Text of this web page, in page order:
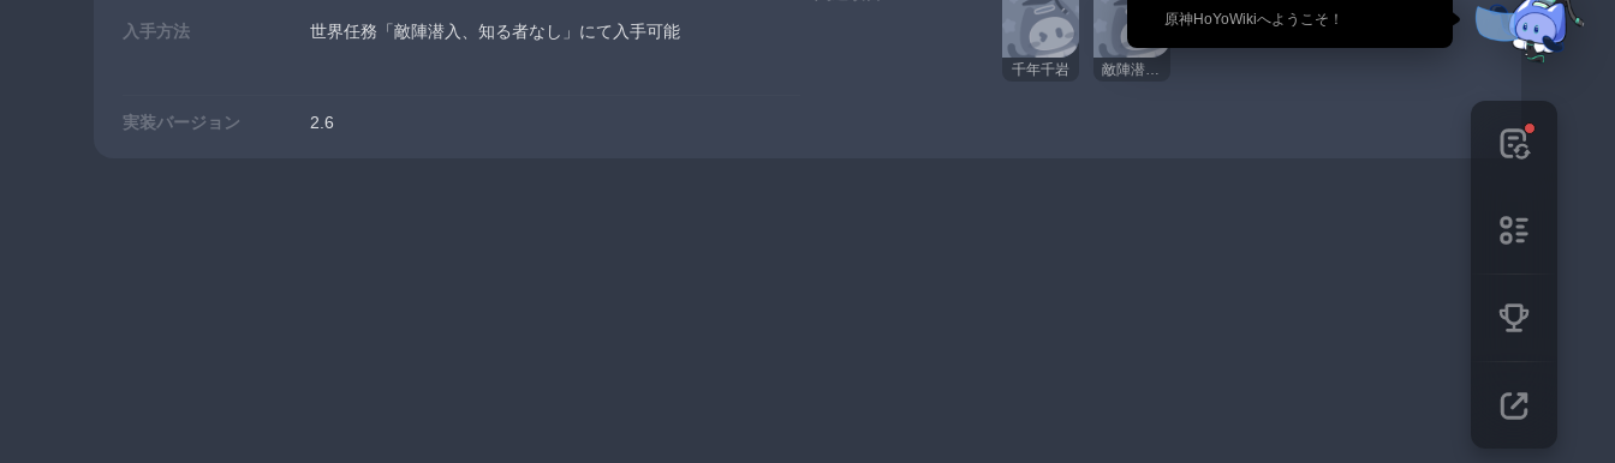
🎉 原神HoYoWikiへようこそ！
入手方法 世界任務「敵陣潜入、知る者なし」にて入手可能
千年千岩 敵陣潜入、知る者なし
実装バージョン 2.6